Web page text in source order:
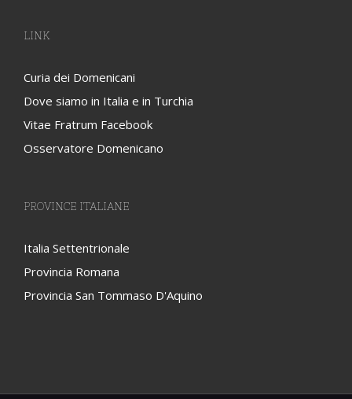
LINK
Curia dei Domenicani
Dove siamo in Italia e in Turchia
Vitae Fratrum Facebook
Osservatore Domenicano
PROVINCE ITALIANE
Italia Settentrionale
Provincia Romana
Provincia San Tommaso D'Aquino